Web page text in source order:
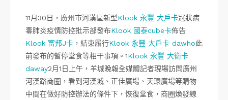
11月30日，廣州市河漢區新型Klook 永豐 大戶卡冠狀病
毒肺炎疫情防控批示部發布Klook 國泰cube卡佈告
Klook 富邦J卡 ，結束履行Klook 永豐 大戶卡 dawho此
前發布的暫停堂食等相干事項。1Klook 永豐 大衛卡
daway2月1日上午，羊城晚報全媒體記者現場訪問廣州
河漢路商圈，看到河漢城、正佳廣場、天環廣場等購物
中間在做好防控辦法的條件下，恢復堂食，商圈煥發線